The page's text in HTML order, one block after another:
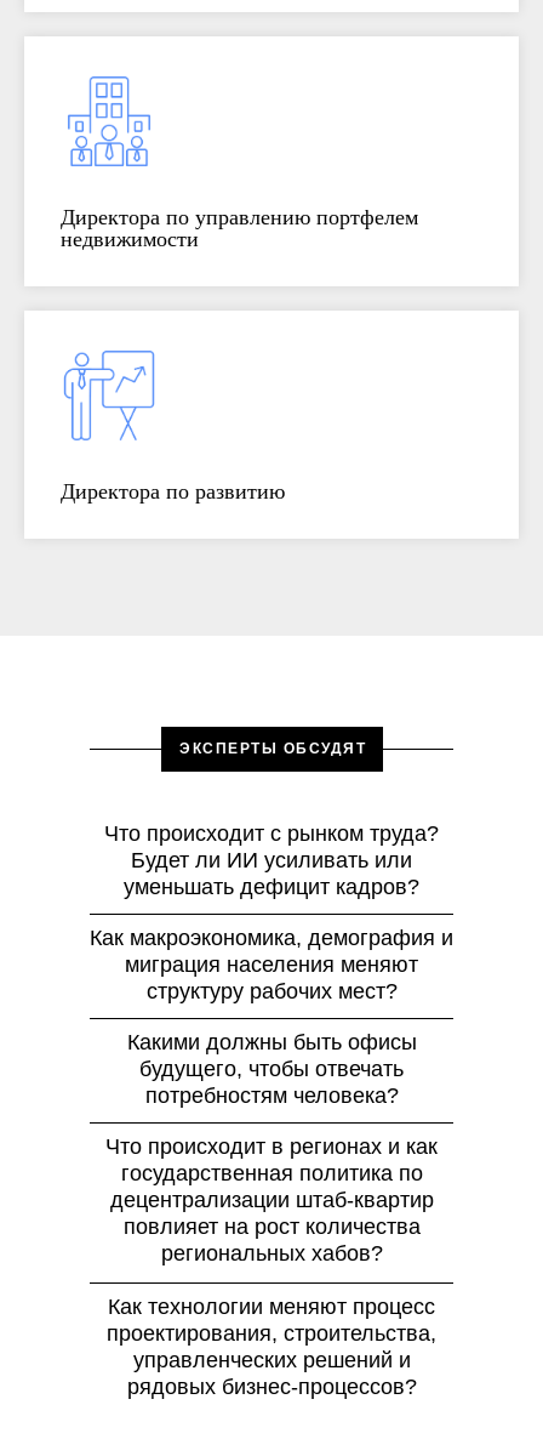
Директора по управлению портфелем
недвижимости
Директора по развитию
Как технологии меняют процесс
проектирования, строительства,
управленческих решений и
рядовых бизнес-процессов?
Что происходит в регионах и как
государственная политика по
децентрализации штаб-квартир
повлияет на рост количества
региональных хабов?
Какими должны быть офисы
будущего, чтобы отвечать
потребностям человека?
Как макроэкономика, демография и
миграция населения меняют
структуру рабочих мест?
Что происходит с рынком труда?
Будет ли ИИ усиливать или
уменьшать дефицит кадров?
ЭКСПЕРТЫ ОБСУДЯТ